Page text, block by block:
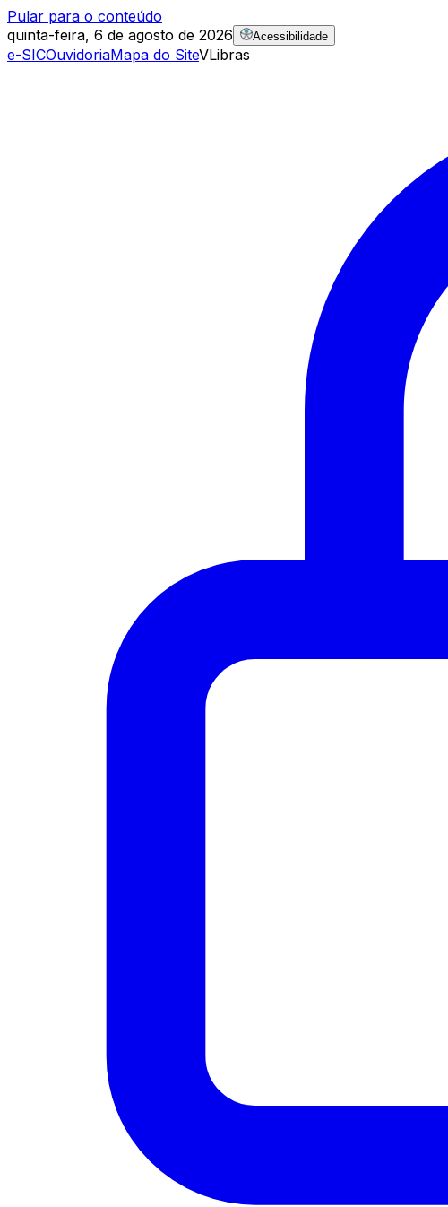
Pular para o conteúdo
quinta-feira, 6 de agosto de 2026
Acessibilidade
e-SICOuvidoriaMapa do SiteVLibras